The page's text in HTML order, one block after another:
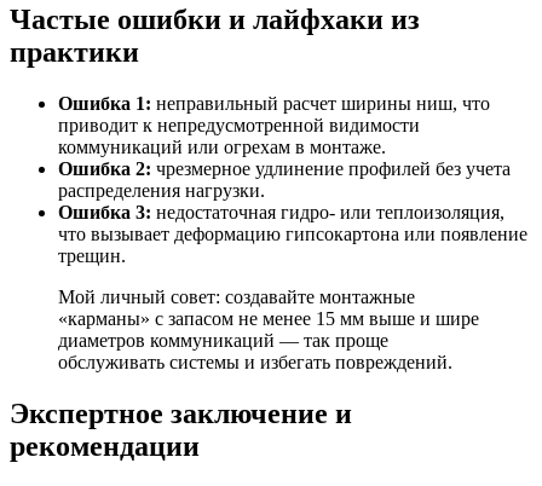
Частые ошибки и лайфхаки из
практики
Ошибка 1: неправильный расчет ширины ниш, что
приводит к непредусмотренной видимости
коммуникаций или огрехам в монтаже.
Ошибка 2: чрезмерное удлинение профилей без учета
распределения нагрузки.
Ошибка 3: недостаточная гидро- или теплоизоляция,
что вызывает деформацию гипсокартона или появление
трещин.
Мой личный совет: создавайте монтажные
«карманы» с запасом не менее 15 мм выше и шире
диаметров коммуникаций — так проще
обслуживать системы и избегать повреждений.
Экспертное заключение и
рекомендации